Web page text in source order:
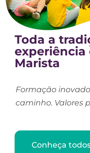
Toda a
experiência
Marista
Formação
caminho. Valores
Conheça